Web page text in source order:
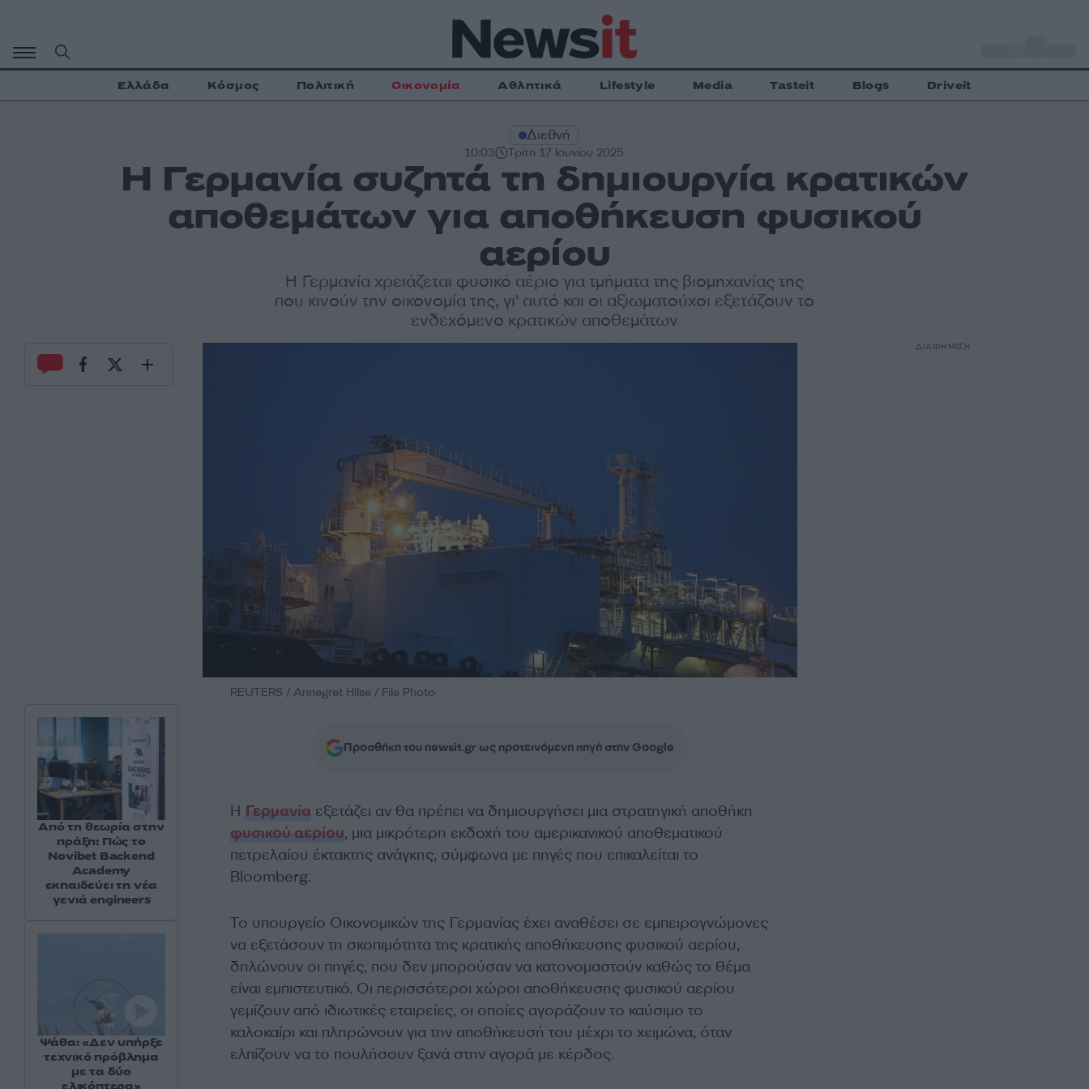
περιεχόμενο
Ελλάδα Κόσμος Πολιτική Οικονομία Αθλητικά Lifestyle Media Tasteit Blogs Driveit
Διεθνή
10:03 Τρίτη 17 Ιουνίου 2025
Η Γερμανία συζητά τη δημιουργία κρατικών
αποθεμάτων για αποθήκευση φυσικού
αερίου
Η Γερμανία χρειάζεται φυσικό αέριο για τμήματα της βιομηχανίας της
που κινούν την οικονομία της, γι' αυτό και οι αξιωματούχοι εξετάζουν το
ενδεχόμενο κρατικών αποθεμάτων
REUTERS / Annegret Hilse / File Photo
Προσθήκη του newsit.gr ως προτεινόμενη πηγή στην Google
Η Γερμανίαεξετάζει αν θα πρέπει να δημιουργήσει μια στρατηγική αποθήκη
φυσικού αερίου, μια μικρότερη εκδοχή του αμερικανικού αποθεματικού
πετρελαίου έκτακτης ανάγκης, σύμφωνα με πηγές που επικαλείται το
Bloomberg.
Το υπουργείο Οικονομικών της Γερμανίας έχει αναθέσει σε εμπειρογνώμονες
να εξετάσουν τη σκοπιμότητα της κρατικής αποθήκευσης φυσικού αερίου,
δηλώνουν οι πηγές, που δεν μπορούσαν να κατονομαστούν καθώς το θέμα
είναι εμπιστευτικό. Οι περισσότεροι χώροι αποθήκευσης φυσικού αερίου
γεμίζουν από ιδιωτικές εταιρείες, οι οποίες αγοράζουν το καύσιμο το
καλοκαίρι και πληρώνουν για την αποθήκευσή του μέχρι το χειμώνα, όταν
ελπίζουν να το πουλήσουν ξανά στην αγορά με κέρδος.
Από τη θεωρία στην
πράξη: Πώς το
Novibet Backend
Academy
εκπαιδεύει τη νέα
γενιά engineers
Ψάθα: «Δεν υπήρξε
τεχνικό πρόβλημα
με τα δύο
ΔΙΑΦΗΜΙΣΗ